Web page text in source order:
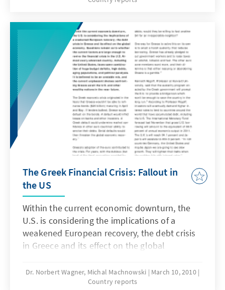
Republicans think voters will reward them for
that in November.
The Greek Financial Crisis: Fallout in
the US
Within the current economic downturn, the
U.S. is considering the implications of a
weakened European recovery, the debt crisis
in Greece and its effect on the global
current factors are large enough to revive the
financial crisis in the U.S.
Dr. Norbert Wagner, Michal Machnowski
March 10, 2010
Country reports